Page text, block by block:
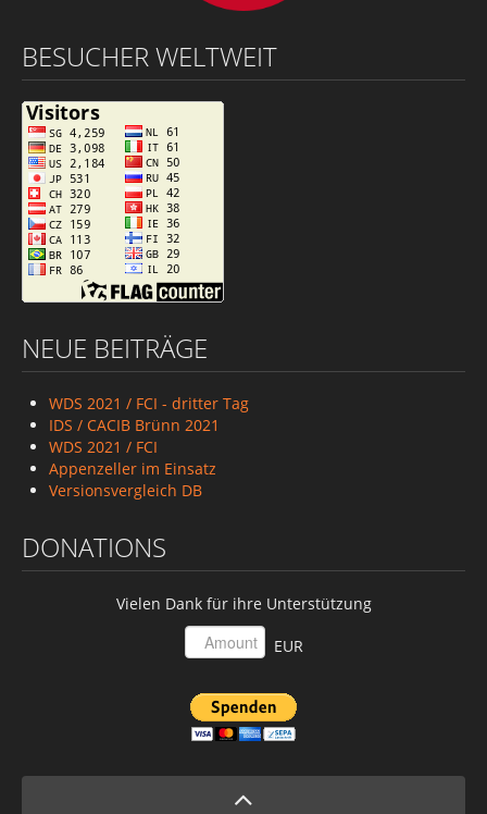
BESUCHER WELTWEIT
NEUE BEITRÄGE
WDS 2021 / FCI - dritter Tag
IDS / CACIB Brünn 2021
WDS 2021 / FCI
Appenzeller im Einsatz
Versionsvergleich DB
DONATIONS
Vielen Dank für ihre Unterstützung
EUR